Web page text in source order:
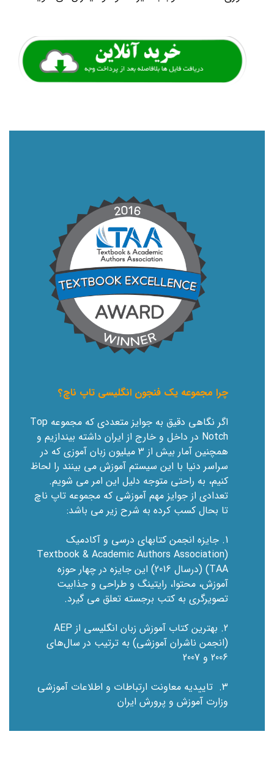
چرا مجموعه یک فنجون انگلیسی تاپ ناچ؟
اگر نگاهی دقیق به جوایز متعددی که مجموعه Top
Notch در داخل و خارج از ایران داشته بیندازیم و
همچنین آمار بیش از 3 میلیون زبان آموزی که در
سراسر دنیا با این سیستم آموزش می بینند را لحاظ
کنیم، به راحتی متوجه دلیل این امر می شویم.
تعدادی از جوایز مهم آموزشی که مجموعه تاپ ناچ
تا بحال کسب کرده به شرح زیر می باشد:
1. جایزه انجمن کتابهای درسی و آکادمیک
(Textbook & Academic Authors Association
(TAA (درسال 2016) این جایزه در چهار حوزه
آموزش، محتوا، رایتینگ و طراحی و جذابیت
تصویرگری به کتب برجسته تعلق می گیرد.
2. بهترین کتاب آموزش زبان انگلیسی از AEP
(انجمن ناشران آموزشی) به ترتیب در سال‌های
2006 و 2007
3. تاییدیه معاونت ارتباطات و اطلاعات آموزشی
وزارت آموزش و پرورش ایران